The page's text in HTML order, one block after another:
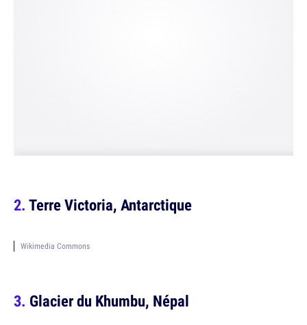
Terre Victoria, Antarctique
Wikimedia Commons
Glacier du Khumbu, Népal